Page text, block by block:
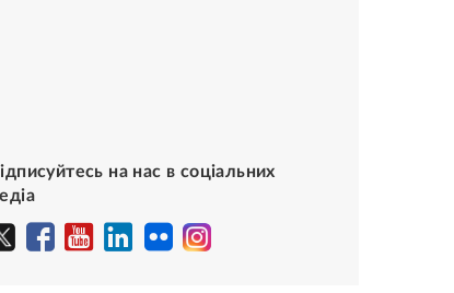
на нас в соціальних